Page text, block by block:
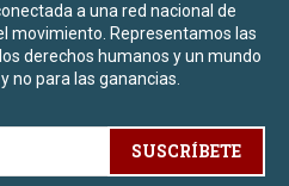
a una red nacional de
movimiento. Representamos las
derechos humanos y un mundo
no para las ganancias.
SUSCRÍBETE